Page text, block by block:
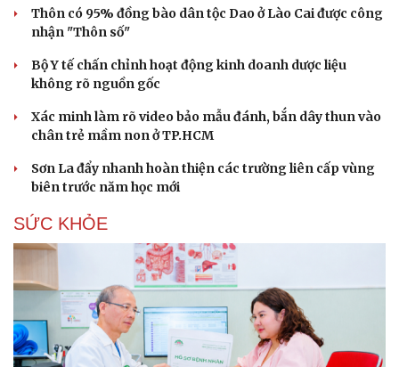
Tư vấn
Săn Tour
Podcast
Câu chuyện thời sự
Đọc truyện đêm khuya
Thôn có 95% đồng bào dân tộc Dao ở Lào Cai được công
nhận "Thôn số"
Bộ Y tế chấn chỉnh hoạt động kinh doanh dược liệu
không rõ nguồn gốc
Xác minh làm rõ video bảo mẫu đánh, bắn dây thun vào
chân trẻ mầm non ở TP.HCM
Sơn La đẩy nhanh hoàn thiện các trường liên cấp vùng
biên trước năm học mới
SỨC KHỎE